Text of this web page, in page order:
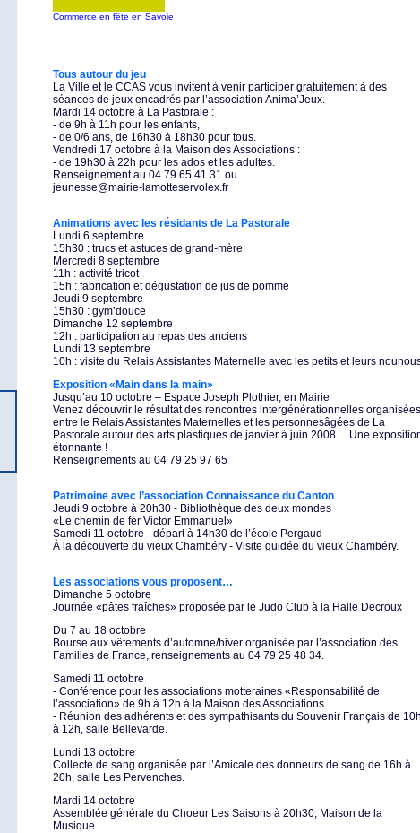
Commerce en fête en Savoie
Tous autour du jeu
La Ville et le CCAS vous invitent à venir participer gratuitement à des
séances de jeux encadrés par l’association Anima’Jeux.
Mardi 14 octobre à La Pastorale :
- de 9h à 11h pour les enfants,
- de 0/6 ans, de 16h30 à 18h30 pour tous.
Vendredi 17 octobre à la Maison des Associations :
- de 19h30 à 22h pour les ados et les adultes.
Renseignement au 04 79 65 41 31 ou
jeunesse@mairie-lamotteservolex.fr
Animations avec les résidants de La Pastorale
Lundi 6 septembre
15h30 : trucs et astuces de grand-mère
Mercredi 8 septembre
11h : activité tricot
15h : fabrication et dégustation de jus de pomme
Jeudi 9 septembre
15h30 : gym’douce
Dimanche 12 septembre
12h : participation au repas des anciens
Lundi 13 septembre
10h : visite du Relais Assistantes Maternelle avec les petits et leurs
Exposition «Main dans la main»
Jusqu’au 10 octobre – Espace Joseph Plothier, en Mairie
Venez découvrir le résultat des rencontres intergénérationnelles organisées
entre le Relais Assistantes Maternelles et les personnesâgées de La
Pastorale autour des arts plastiques de janvier à juin 2008… Une
étonnante !
Renseignements au 04 79 25 97 65
Patrimoine avec l’association Connaissance du Canton
Jeudi 9 octobre à 20h30 - Bibliothèque des deux mondes
«Le chemin de fer Victor Emmanuel»
Samedi 11 octobre - départ à 14h30 de l’école Pergaud
À la découverte du vieux Chambéry - Visite guidée du vieux Chambéry.
Les associations vous proposent…
Dimanche 5 octobre
Journée «pâtes fraîches» proposée par le Judo Club à la Halle Decroux
Du 7 au 18 octobre
Bourse aux vêtements d’automne/hiver organisée par l’association des
Familles de France, renseignements au 04 79 25 48 34.
Samedi 11 octobre
- Conférence pour les associations motteraines «Responsabilité de
l’association» de 9h à 12h à la Maison des Associations.
- Réunion des adhérents et des sympathisants du Souvenir Français de
à 12h, salle Bellevarde.
Lundi 13 octobre
Collecte de sang organisée par l’Amicale des donneurs de sang de 16h à
20h, salle Les Pervenches.
Mardi 14 octobre
Assemblée générale du Choeur Les Saisons à 20h30, Maison de la
Musique.